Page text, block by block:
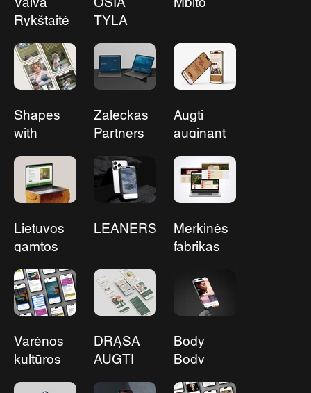
Rykštaitė
TYLA
Shapes
with
Zaleckas
Partners
Augti
auginant
Lietuvos
gamtos
LEANERS
Merkinės
fabrikas
Varėnos
kultūros
DRĄSA
AUGTI
Body
Body